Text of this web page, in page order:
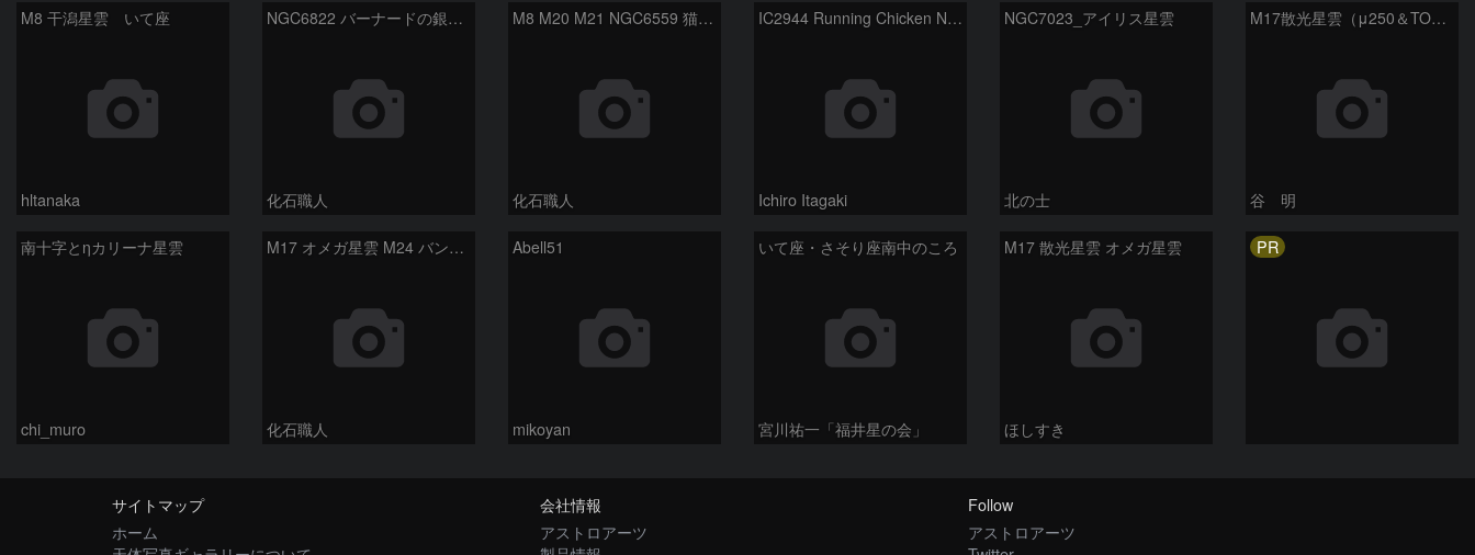
M8 干潟星雲 いて座
hltanaka
NGC6822 バーナードの銀河 いて座
化石職人
M8 M20 M21 NGC6559 猫の手星雲 いて座
化石職人
IC2944 Running Chicken Nebula
Ichiro Itagaki
NGC7023_アイリス星雲
北の士
M17散光星雲（μ250＆TOA130）
谷 明
南十字とηカリーナ星雲
chi_muro
M17 オメガ星雲 M24 バンビの横顔 いて座
化石職人
Abell51
mikoyan
いて座・さそり座南中のころ
宮川祐一「福井星の会」
M17 散光星雲 オメガ星雲
ほしすき
PR
サイトマップ
ホーム
会社情報
アストロアーツ
Follow
アストロアーツ